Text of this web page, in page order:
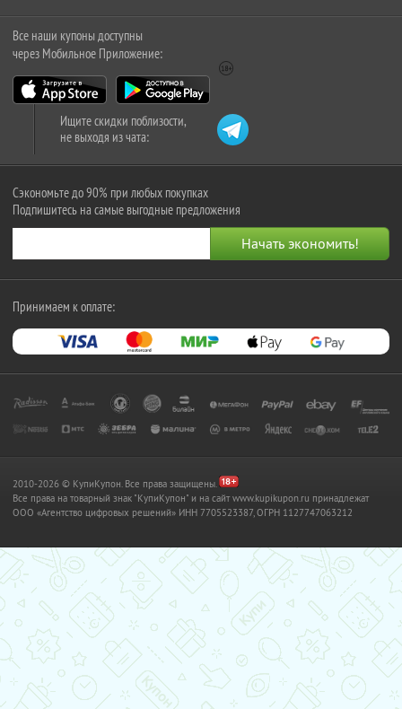
Все наши купоны доступны
через Мобильное Приложение:
Ищите скидки поблизости,
не выходя из чата:
Сэкономьте до 90% при любых покупках
Подпишитесь на самые выгодные предложения
Принимаем к оплате:
2010-2026 © КупиКупон. Все права защищены.
Все права на товарный знак "КупиКупон" и на сайт www.kupikupon.ru принадлежат
OOO «Агентство цифровых решений» ИНН 7705523387, ОГРН 1127747063212